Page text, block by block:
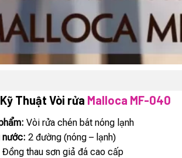
Thuật Vòi rửa Malloca MF-040
Vòi rửa chén bát nóng lạnh
nước: 2 đường (nóng – lạnh)
Đồng thau sơn giả đá cao cấp